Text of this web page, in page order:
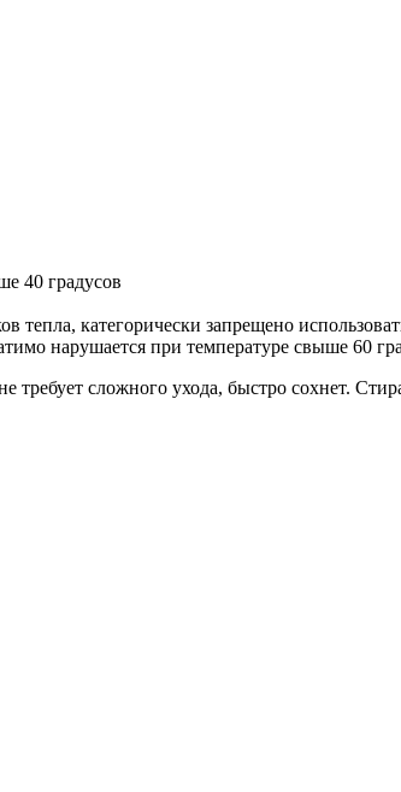
40 градусов
тепла, категорически запрещено
нарушается при температуре свыше 60
требует сложного ухода, быстро сохнет.